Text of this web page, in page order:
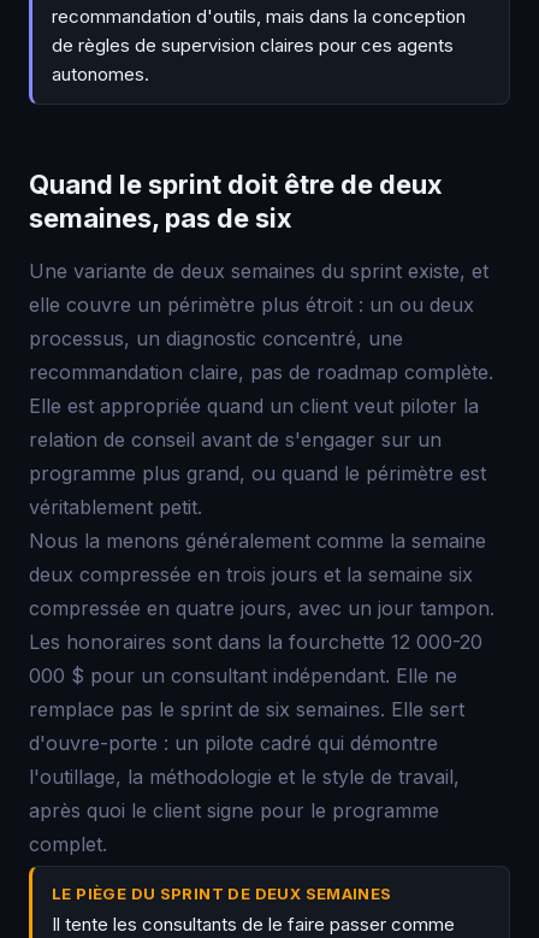
recommandation d'outils, mais dans la conception
de règles de supervision claires pour ces agents
autonomes.
Quand le sprint doit être de deux
semaines, pas de six
Une variante de deux semaines du sprint existe, et
elle couvre un périmètre plus étroit : un ou deux
processus, un diagnostic concentré, une
recommandation claire, pas de roadmap complète.
Elle est appropriée quand un client veut piloter la
relation de conseil avant de s'engager sur un
programme plus grand, ou quand le périmètre est
véritablement petit.
Nous la menons généralement comme la semaine
deux compressée en trois jours et la semaine six
compressée en quatre jours, avec un jour tampon.
Les honoraires sont dans la fourchette 12 000-20
000 $ pour un consultant indépendant. Elle ne
remplace pas le sprint de six semaines. Elle sert
d'ouvre-porte : un pilote cadré qui démontre
l'outillage, la méthodologie et le style de travail,
après quoi le client signe pour le programme
complet.
LE PIÈGE DU SPRINT DE DEUX SEMAINES
Il tente les consultants de le faire passer comme